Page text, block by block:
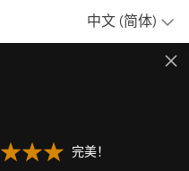
中文 (简体)
完美！